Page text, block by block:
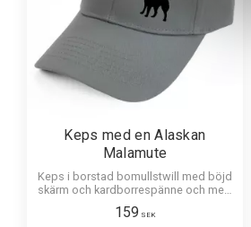
Keps med en Alaskan
Malamute
Keps i borstad bomullstwill med böjd
skärm och kardborrespänne och med
Malamute.
159 SEK